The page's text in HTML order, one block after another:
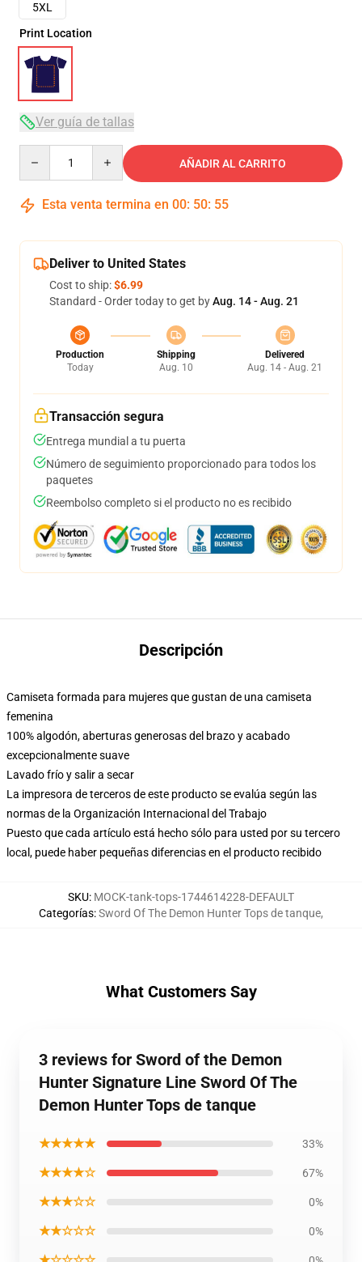
5XL
Print Location
Ver guía de tallas
AÑADIR AL CARRITO
Esta venta termina en 00: 50: 54
Deliver to United States
Cost to ship:$6.99
Standard - Order today to get byAug. 14 - Aug. 21
Production
Today
Shipping
Aug. 10
Delivered
Aug. 14 - Aug. 21
Transacción segura
Entrega mundial a tu puerta
Número de seguimiento proporcionado para todos los
paquetes
Reembolso completo si el producto no es recibido
Descripción
Camiseta formada para mujeres que gustan de una camiseta
femenina
100% algodón, aberturas generosas del brazo y acabado
excepcionalmente suave
Lavado frío y salir a secar
La impresora de terceros de este producto se evalúa según las
normas de la Organización Internacional del Trabajo
Puesto que cada artículo está hecho sólo para usted por su tercero
local, puede haber pequeñas diferencias en el producto recibido
SKU: MOCK-tank-tops-1744614228-DEFAULT
Categorías:Sword Of The Demon Hunter Tops de tanque,
What Customers Say
3 reviews for Sword of the Demon
Hunter Signature Line Sword Of The
Demon Hunter Tops de tanque
★★★★★ 33%
★★★★☆ 67%
★★★☆☆ 0%
★★☆☆☆ 0%